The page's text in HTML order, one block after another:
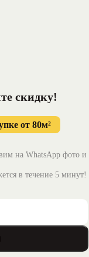
скидку!
от 80м²
на WhatsApp фото и
в течение 5 минут!